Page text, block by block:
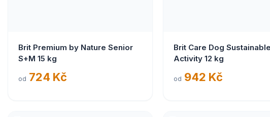
Brit Premium by Nature Senior
S+M 15 kg
od 724 Kč
Brit Care Dog
Activity 12 kg
od 942 Kč